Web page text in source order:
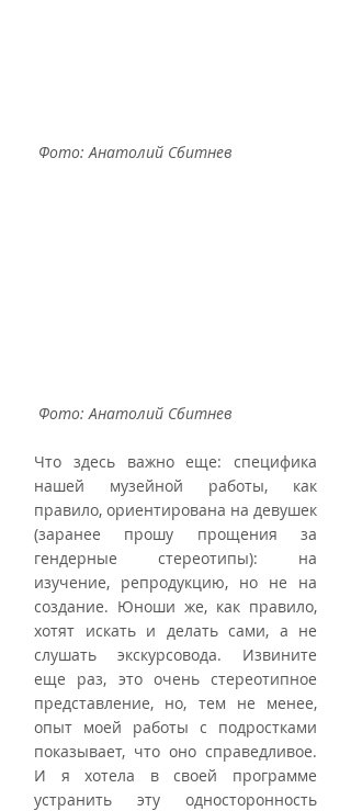
Фото: Анатолий Сбитнев
Фото: Анатолий Сбитнев
Что здесь важно еще: специфика
нашей музейной работы, как
правило, ориентирована на девушек
(заранее прошу прощения за
гендерные стереотипы): на
изучение, репродукцию, но не на
создание. Юноши же, как правило,
хотят искать и делать сами, а не
слушать экскурсовода. Извините
еще раз, это очень стереотипное
представление, но, тем не менее,
опыт моей работы с подростками
показывает, что оно справедливое.
И я хотела в своей программе
устранить эту односторонность